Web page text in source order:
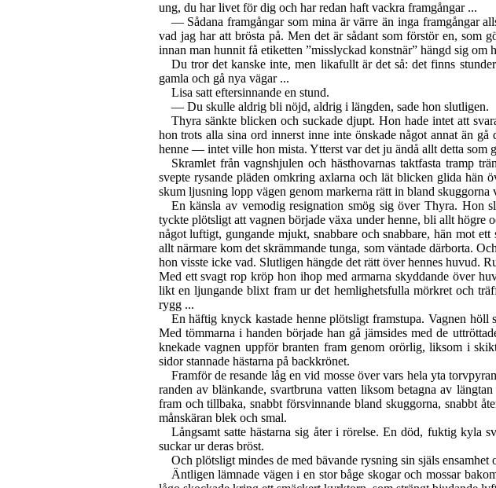
ung, du har livet för dig och har redan haft vackra framgångar ...
— Sådana framgångar som mina är värre än inga framgångar
vad jag har att brösta på. Men det är sådant som förstör en, som
innan man hunnit få etiketten ”misslyckad konstnär” hängd sig om
Du tror det kanske inte, men likafullt är det så: det finns
gamla och gå nya vägar ...
Lisa satt eftersinnande en stund.
— Du skulle aldrig bli nöjd, aldrig i längden, sade hon slutligen.
Thyra sänkte blicken och suckade djupt. Hon hade intet att
hon trots alla sina ord innerst inne inte önskade något annat än
henne — intet ville hon mista. Ytterst var det ju ändå allt detta som
Skramlet från vagnshjulen och hästhovarnas taktfasta tramp
svepte rysande pläden omkring axlarna och lät blicken glida
skum ljusning lopp vägen genom markerna rätt in bland skuggorna
En känsla av vemodig resignation smög sig över Thyra.
tyckte plötsligt att vagnen började växa under henne, bli allt
något luftigt, gungande mjukt, snabbare och snabbare, hän mot
allt närmare kom det skrämmande tunga, som väntade därborta.
hon visste icke vad. Slutligen hängde det rätt över hennes huvud.
Med ett svagt rop kröp hon ihop med armarna skyddande över
likt en ljungande blixt fram ur det hemlighetsfulla mörkret och
rygg ...
En häftig knyck kastade henne plötsligt framstupa. Vagnen
Med tömmarna i handen började han gå jämsides med de
knekade vagnen uppför branten fram genom orörlig, liksom i
sidor stannade hästarna på backkrönet.
Framför de resande låg en vid mosse över vars hela yta
randen av blänkande, svartbruna vatten liksom betagna av
fram och tillbaka, snabbt försvinnande bland skuggorna, snabbt
månskäran blek och smal.
Långsamt satte hästarna sig åter i rörelse. En död, fuktig kyla
suckar ur deras bröst.
Och plötsligt mindes de med bävande rysning sin själs
Äntligen lämnade vägen i en stor båge skogar och mossar